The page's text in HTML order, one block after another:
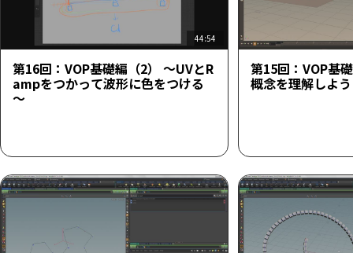
44:54
第16回：VOP基礎編（2） ～UVとR
ampをつかって波形に色をつける
～
第15回：VOP基
概念を理解しよ